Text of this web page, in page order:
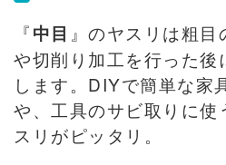
『中目 』のヤスリは粗目
や切削り加工を行った後
します。DIYで簡単な家
や、工具のサビ取りに使
スリがピッタリ。